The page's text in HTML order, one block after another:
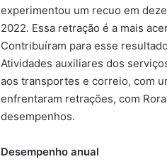
experimentou um recuo em
2022. Essa retração é a mais
Contribuíram para esse
Atividades auxiliares dos
aos transportes e correio, com
enfrentaram retrações, com
desempenhos.
Desempenho anual